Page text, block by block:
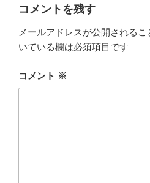
コメントを残す
メールアドレスが公開されるこ
いている欄は必須項目です
コメント ※